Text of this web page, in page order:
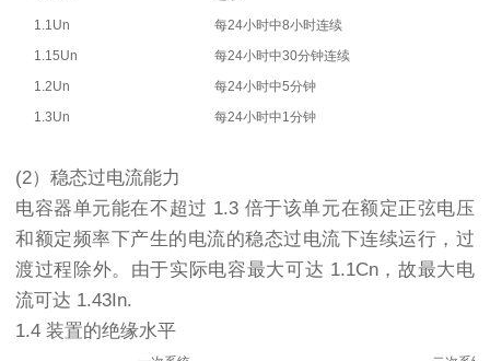
1.1Un
每24小时中8小时连续
1.15Un
每24小时中30分钟连续
1.2Un
每24小时中5分钟
1.3Un
每24小时中1分钟
(2）稳态过电流能力
电容器单元能在不超过 1.3 倍于该单元在额定正弦电压
和额定频率下产生的电流的稳态过电流下连续运行，过
渡过程除外。由于实际电容最大可达 1.1Cn，故最大电
流可达 1.43In.
1.4 装置的绝缘水平